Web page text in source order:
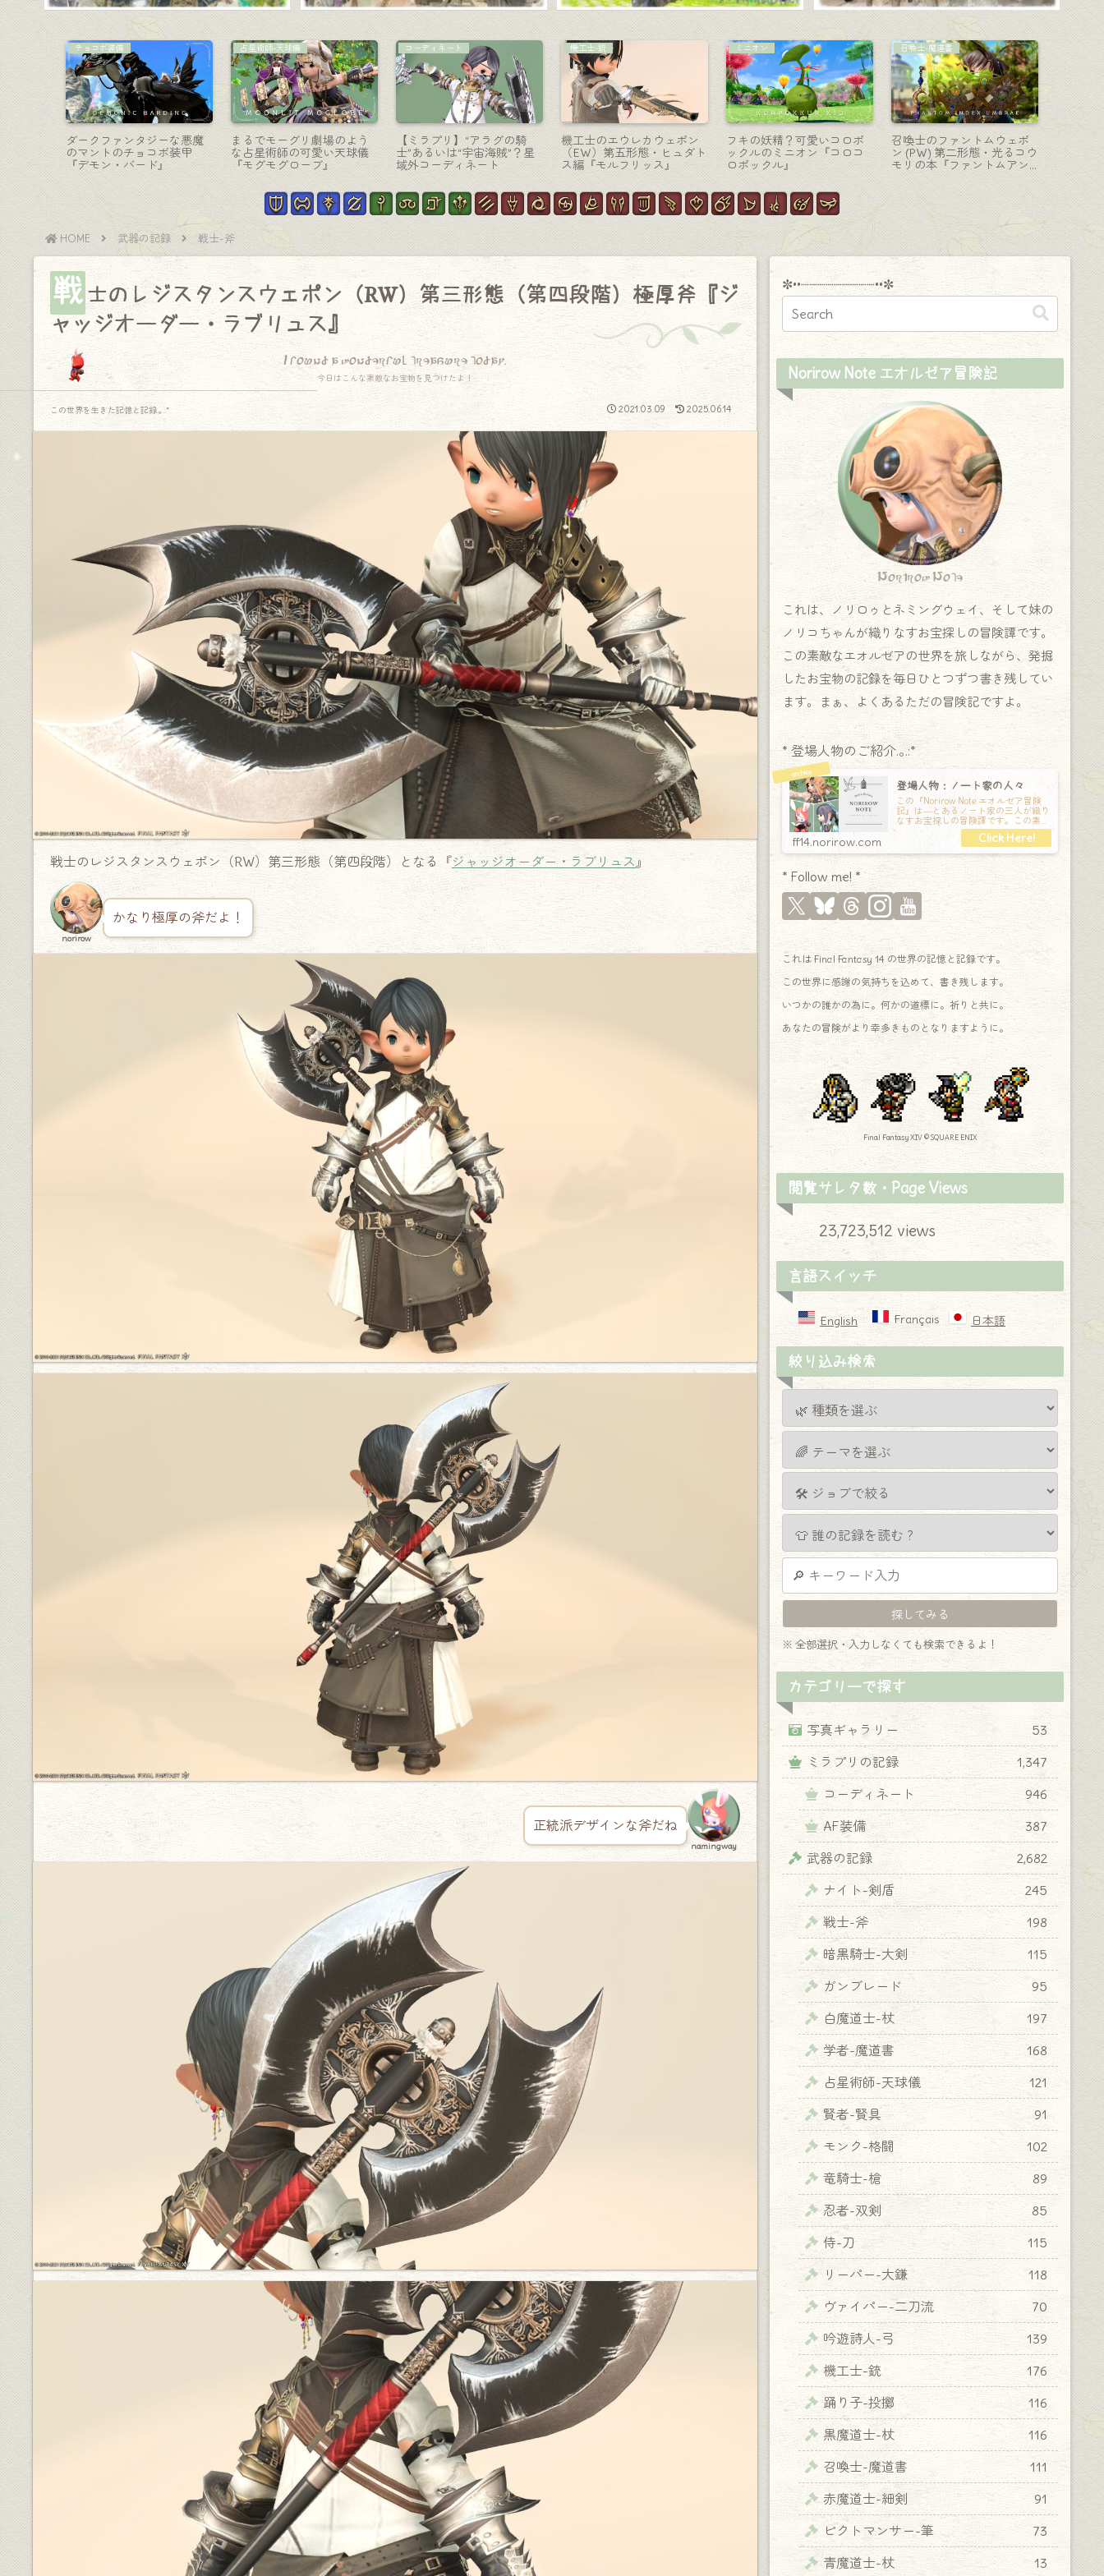
竜騎士-槍
木の風合いが優しい双蛇党
の長尺二又槍・竜騎士武器
『グリダニアンキャプテ
ン・スピア』
召喚士-魔道書
召喚士のファントムウェポ
ン (PW) 第一形態・コウモリ
が羽ばたく魔道書『ファン
トムペンアンブレー・イン
デックス』
戦士-斧
戦士のエウレカウェポン
（EW）第四形態・炎が包む
光る斧『ピューロスバトル
アクス』
リーパー-大鎌
極ゼレニアのリーパー武
器・機械鳥の大型鎌『クイ
ーンズナイト・サイズ』
占星術師-天球儀
占星術師のはじまりの天球
儀・黒き小宇宙『スターグ
ローブ』
コーディネート
【ミラプリ】ハロウィンお
ばけの可愛い仮装ができる
『ハウリングスピリット』
【ミラ
HOME 武器の記録 戦士-斧
戦士のレジスタンスウェポン（RW）第三形態（第四段階）極厚斧『ジ
ャッジオーダー・ラブリュス』
I found a wonderful treasure today.
今日はこんな素敵なお宝物を見つけたよ！
2021.03.09 2025.06.14
この世界を生きた記憶と記録.｡.:*
戦士のレジスタンスウェポン（RW）第三形態（第四段階）となる『ジャッジオーダー・ラブリュス 』
norirow
かなり極厚の斧だよ！
正統派デザインな斧だね
namingway
✼••┈┈┈┈┈┈┈┈┈••✼
Norirow Note エオルゼア冒険記
Norirow Note
これは、ノリロゥとネミングウェイ、そして妹の
ノリコちゃんが織りなすお宝探しの冒険譚です。
この素敵なエオルゼアの世界を旅しながら、発掘
したお宝物の記録を毎日ひとつずつ書き残してい
ます。まぁ、よくあるただの冒険記ですよ。
* 登場人物のご紹介.｡.:*
登場人物：ノート家の人々
この『Norirow Note エオルゼア冒険
記』は―とあるノート家の三人が織り
なすお宝探しの冒険譚です。この素敵
な Final Fantasy XIV の世界を旅しな
ff14.norirow.com
* Follow me! *
これは Final Fantasy 14 の世界の記憶と記録です。
この世界に感謝の気持ちを込めて、書き残します。
いつかの誰かの為に。何かの道標に。祈りと共に。
あなたの冒険がより幸多きものとなりますように。
Final Fantasy XIV © SQUARE ENIX
閲覧サレタ数・Page Views
23,723,512 views
言語スイッチ
English Français 日本語
絞り込み検索
※ 全部選択・入力しなくても検索できるよ！
カテゴリーで探す
写真ギャラリー
53
ミラプリの記録
1,347
コーディネート
946
AF装備
387
武器の記録
2,682
ナイト-剣盾
245
戦士-斧
198
暗黒騎士-大剣
115
ガンブレード
95
白魔道士-杖
197
学者-魔道書
168
占星術師-天球儀
121
賢者-賢具
91
モンク-格闘
102
竜騎士-槍
89
忍者-双剣
85
侍-刀
115
リーパー-大鎌
118
ヴァイパー-二刀流
70
吟遊詩人-弓
139
機工士-銃
176
踊り子-投擲
116
黒魔道士-杖
116
召喚士-魔道書
111
赤魔道士-細剣
91
ピクトマンサー-筆
73
青魔道士-杖
13